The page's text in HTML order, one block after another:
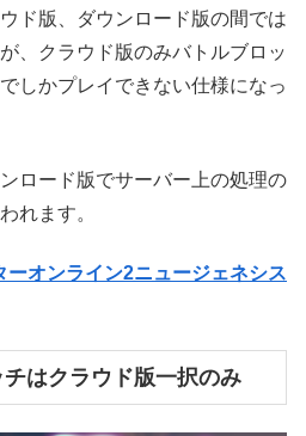
ド版、ダウンロード版の間では
、クラウド版のみバトルブロッ
しかプレイできない仕様になっ
ロード版でサーバー上の処理の
れます。
ーオンライン2ニュージェネシス
はクラウド版一択のみ